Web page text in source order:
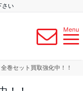
さい
Menu
巻セット買取強化中！！